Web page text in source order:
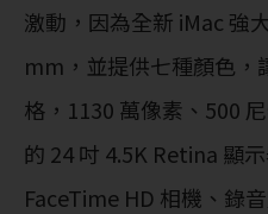
激動，因為全新 iMac 強
mm，並提供七種顏色，
格，1130 萬像素、500
的 24 吋 4.5K Retina 顯
FaceTime HD 相機、錄